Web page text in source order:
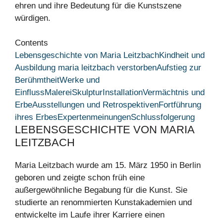
ehren und ihre Bedeutung für die Kunstszene
würdigen.
Contents
Lebensgeschichte von Maria LeitzbachKindheit und
Ausbildung maria leitzbach verstorbenAufstieg zur
BerühmtheitWerke und
EinflussMalereiSkulpturInstallationVermächtnis und
ErbeAusstellungen und RetrospektivenFortführung
ihres ErbesExpertenmeinungenSchlussfolgerung
LEBENSGESCHICHTE VON MARIA
LEITZBACH
Maria Leitzbach wurde am 15. März 1950 in Berlin
geboren und zeigte schon früh eine
außergewöhnliche Begabung für die Kunst. Sie
studierte an renommierten Kunstakademien und
entwickelte im Laufe ihrer Karriere einen